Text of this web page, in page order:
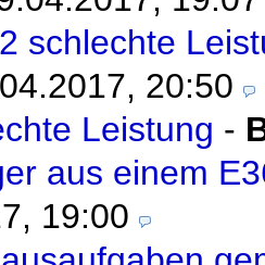
schlechte
20:50
Leistung -
aus einem
19:00